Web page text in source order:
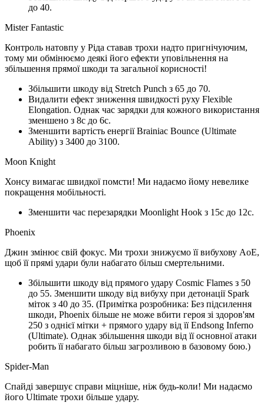
до 40.
Mister Fantastic
Контроль натовпу у Ріда ставав трохи надто пригнічуючим,
тому ми обмінюємо деякі його ефекти уповільнення на
збільшення прямої шкоди та загальної корисності!
Збільшити шкоду від Stretch Punch з 65 до 70.
Видалити ефект зниження швидкості руху Flexible
Elongation. Однак час зарядки для кожного використання
зменшено з 8с до 6с.
Зменшити вартість енергії Brainiac Bounce (Ultimate
Ability) з 3400 до 3100.
Moon Knight
Хонсу вимагає швидкої помсти! Ми надаємо йому невелике
покращення мобільності.
Зменшити час перезарядки Moonlight Hook з 15с до 12с.
Phoenix
Джин змінює свій фокус. Ми трохи знижуємо її вибухову AoE,
щоб її прямі удари були набагато більш смертельними.
Збільшити шкоду від прямого удару Cosmic Flames з 50
до 55. Зменшити шкоду від вибуху при детонації Spark
міток з 40 до 35. (Примітка розробника: Без підсилення
шкоди, Phoenix більше не може вбити героя зі здоров'ям
250 з однієї мітки + прямого удару від її Endsong Inferno
(Ultimate). Однак збільшення шкоди від її основної атаки
робить її набагато більш загрозливою в базовому бою.)
Spider-Man
Спайді завершує справи міцніше, ніж будь-коли! Ми надаємо
його Ultimate трохи більше удару.